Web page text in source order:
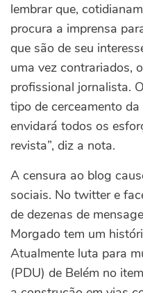
lembrar que,
procura a imprensa
que são de seu
uma vez contrariados,
profissional jornalista.
tipo de cerceamento
envidará todos os
revista”, diz a nota.
A censura ao blog
sociais. No twitter e
de dezenas de
Morgado tem um
Atualmente luta para
(PDU) de Belém no